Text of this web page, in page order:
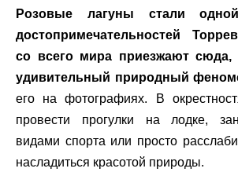
Розовые лагуны стали
достопримечательностей
со всего мира приезжают сюда,
удивительный природный
его на фотографиях. В
провести прогулки на лодке,
видами спорта или просто
насладиться красотой природы.